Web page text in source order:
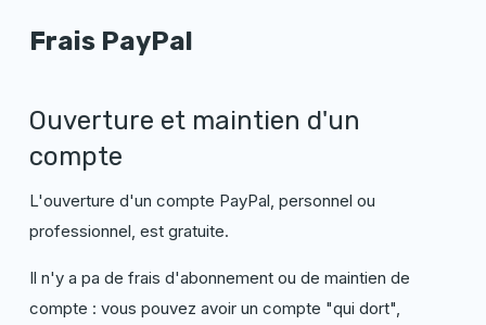
Frais PayPal
Ouverture et maintien d'un
compte
L'ouverture d'un compte PayPal, personnel ou
professionnel, est gratuite.
Il n'y a pa de frais d'abonnement ou de maintien de
compte : vous pouvez avoir un compte "qui dort",